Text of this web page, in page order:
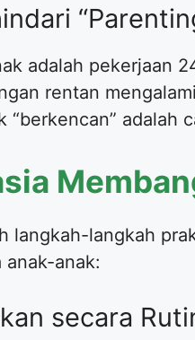
adalah pekerjaan
rentan
“berkencan” adalah
langkah-langkah
anak-anak:
secara